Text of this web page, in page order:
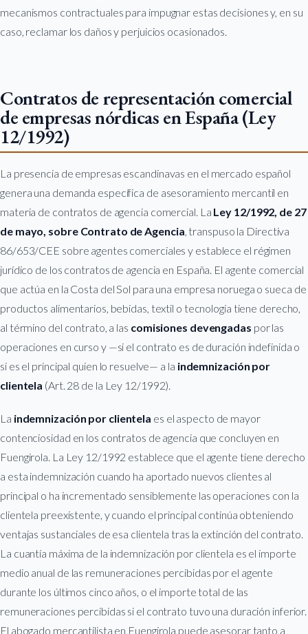
mecanismos contractuales para impugnar estas decisiones y, en su
caso, reclamar los daños y perjuicios ocasionados.
Contratos de representación comercial
de empresas nórdicas en España (Ley
12/1992)
La presencia de empresas escandinavas en el mercado español
genera una demanda específica de asesoramiento mercantil en
materia de contratos de agencia comercial. La Ley 12/1992, de 27
de mayo, sobre Contrato de Agencia , transpuso la Directiva
86/653/CEE sobre agentes comerciales y establece el régimen
jurídico de los contratos de agencia en España. El agente comercial
que actúa en la Costa del Sol para una empresa noruega o sueca de
productos alimentarios, bebidas, textil o tecnología tiene derecho,
al término del contrato, a las comisiones devengadas por las
operaciones en curso y —si el contrato es de duración indefinida o
si es el principal quien lo resuelve— a la indemnización por
clientela (Art. 28 de la Ley 12/1992).
La indemnización por clientela es el aspecto de mayor
contenciosidad en los contratos de agencia que concluyen en
Fuengirola. La Ley 12/1992 establece que el agente tiene derecho
a esta indemnización cuando ha aportado nuevos clientes al
principal o ha incrementado sensiblemente las operaciones con la
clientela preexistente, y cuando el principal continúa obteniendo
ventajas sustanciales de esa clientela tras la extinción del contrato.
La cuantía máxima de la indemnización por clientela es el importe
medio anual de las remuneraciones percibidas por el agente
durante los últimos cinco años, o el importe total de las
remuneraciones percibidas si el contrato tuvo una duración inferior.
El abogado mercantilista en Fuengirola puede asesorar tanto a